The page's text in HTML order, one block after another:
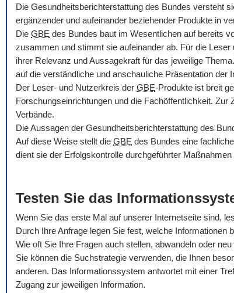
Die Gesundheitsberichterstattung des Bundes versteht
ergänzender und aufeinander beziehender Produkte in
Die GBE des Bundes baut im Wesentlichen auf bereits
zusammen und stimmt sie aufeinander ab. Für die Leser
ihrer Relevanz und Aussagekraft für das jeweilige
auf die verständliche und anschauliche Präsentation der
Der Leser- und Nutzerkreis der GBE-Produkte ist breit
Forschungseinrichtungen und die Fachöffentlichkeit. Zur
Verbände.
Die Aussagen der Gesundheitsberichterstattung des
Auf diese Weise stellt die GBE des Bundes eine
dient sie der Erfolgskontrolle durchgeführter
Testen Sie das
Wenn Sie das erste Mal auf unserer Internetseite sind,
Durch Ihre Anfrage legen Sie fest, welche Informationen
Wie oft Sie Ihre Fragen auch stellen, abwandeln oder
Sie können die Suchstrategie verwenden, die Ihnen
anderen. Das Informationssystem antwortet mit einer
Zugang zur jeweiligen Information.